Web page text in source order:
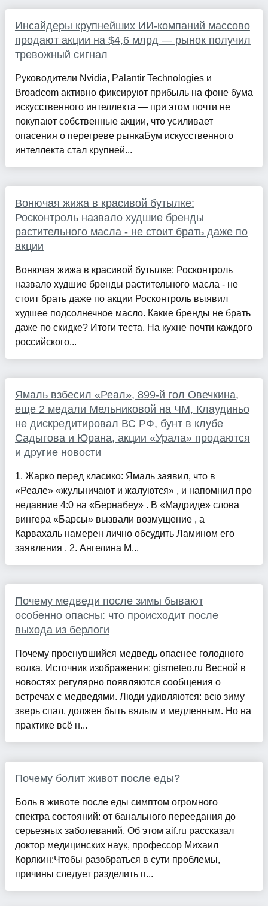
Инсайдеры крупнейших ИИ-компаний массово
продают акции на $4,6 млрд — рынок получил
тревожный сигнал
Руководители Nvidia, Palantir Technologies и
Broadcom активно фиксируют прибыль на фоне бума
искусственного интеллекта — при этом почти не
покупают собственные акции, что усиливает
опасения о перегреве рынкаБум искусственного
интеллекта стал крупней...
Вонючая жижа в красивой бутылке:
Росконтроль назвало худшие бренды
растительного масла - не стоит брать даже по
акции
Вонючая жижа в красивой бутылке: Росконтроль
назвало худшие бренды растительного масла - не
стоит брать даже по акции Росконтроль выявил
худшее подсолнечное масло. Какие бренды не брать
даже по скидке? Итоги теста. На кухне почти каждого
российского...
Ямаль взбесил «Реал», 899-й гол Овечкина,
еще 2 медали Мельниковой на ЧМ, Клаудиньо
не дискредитировал ВС РФ, бунт в клубе
Садыгова и Юрана, акции «Урала» продаются
и другие новости
1. Жарко перед класико: Ямаль заявил, что в
«Реале» «жульничают и жалуются» , и напомнил про
недавние 4:0 на «Бернабеу» . В «Мадриде» слова
вингера «Барсы» вызвали возмущение , а
Карвахаль намерен лично обсудить Ламином его
заявления . 2. Ангелина М...
Почему медведи после зимы бывают
особенно опасны: что происходит после
выхода из берлоги
Почему проснувшийся медведь опаснее голодного
волка. Источник изображения: gismeteo.ru Весной в
новостях регулярно появляются сообщения о
встречах с медведями. Люди удивляются: всю зиму
зверь спал, должен быть вялым и медленным. Но на
практике всё н...
Почему болит живот после еды?
Боль в животе после еды симптом огромного
спектра состояний: от банального переедания до
серьезных заболеваний. Об этом aif.ru рассказал
доктор медицинских наук, профессор Михаил
Корякин:Чтобы разобраться в сути проблемы,
причины следует разделить п...